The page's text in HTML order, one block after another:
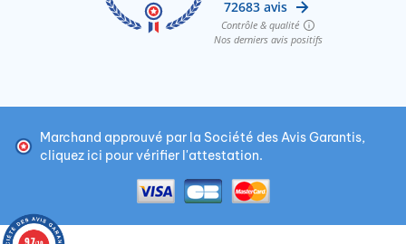
Marchand approuvé par la Société des Avis Garantis,
cliquez ici pour vérifier l'attestation.